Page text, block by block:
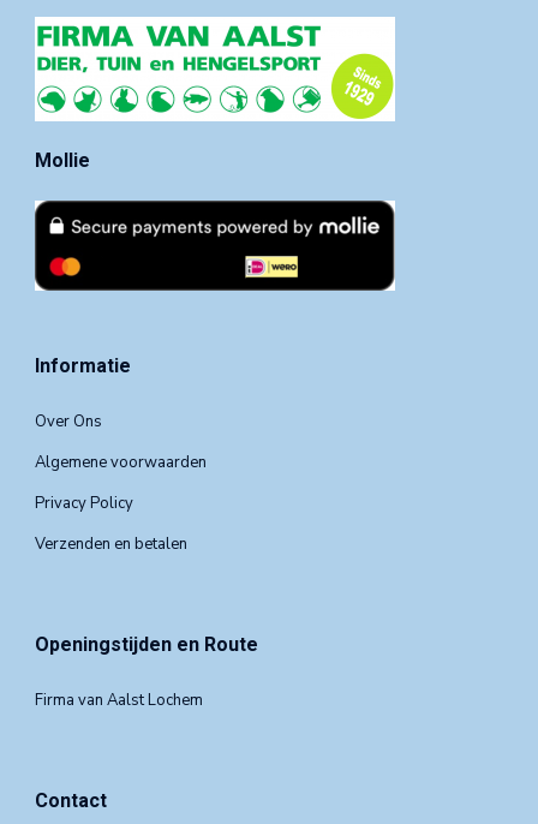
Mollie
Informatie
Over Ons
Algemene voorwaarden
Privacy Policy
Verzenden en betalen
Openingstijden en Route
Firma van Aalst Lochem
Contact